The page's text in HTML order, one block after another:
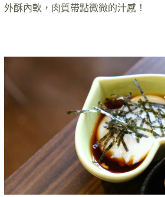
外酥內軟，肉質帶點微微的汁感！